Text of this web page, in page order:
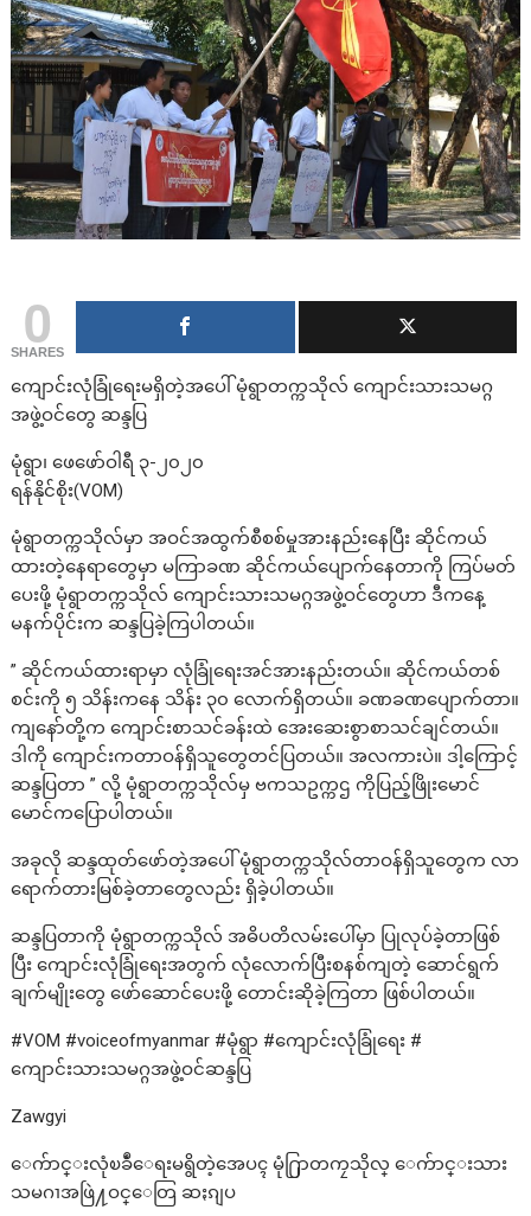
0
SHARES
ကျောင်းလုံခြုံရေးမရှိတဲ့အပေါ် မုံရွာတက္ကသိုလ် ကျောင်းသားသမဂ္ဂ
အဖွဲ့ဝင်တွေ ဆန္ဒပြ
မုံရွာ၊ ဖေဖော်ဝါရီ ၃-၂၀၂၀
ရန်နိုင်စိုး(VOM)
မုံရွာတက္ကသိုလ်မှာ အဝင်အထွက်စီစစ်မှုအားနည်းနေပြီး ဆိုင်ကယ်
ထားတဲ့နေရာတွေမှာ မကြာခဏ ဆိုင်ကယ်ပျောက်နေတာကို ကြပ်မတ်
ပေးဖို့ မုံရွာတက္ကသိုလ် ကျောင်းသားသမဂ္ဂအဖွဲ့ဝင်တွေဟာ ဒီကနေ့
မနက်ပိုင်းက ဆန္ဒပြခဲ့ကြပါတယ်။
” ဆိုင်ကယ်ထားရာမှာ လုံခြုံရေးအင်အားနည်းတယ်။ ဆိုင်ကယ်တစ်
စင်းကို ၅ သိန်းကနေ သိန်း ၃၀ လောက်ရှိတယ်။ ခဏခဏပျောက်တာ။
ကျနော်တို့က ကျောင်းစာသင်ခန်းထဲ အေးဆေးစွာစာသင်ချင်တယ်။
ဒါကို ကျောင်းကတာဝန်ရှိသူတွေတင်ပြတယ်။ အလကားပဲ။ ဒါ့ကြောင့်
ဆန္ဒပြတာ ” လို့ မုံရွာတက္ကသိုလ်မှ ဗကသဥက္ကဌ ကိုပြည့်ဖြိုးမောင်
မောင်ကပြောပါတယ်။
အခုလို ဆန္ဒထုတ်ဖော်တဲ့အပေါ် မုံရွာတက္ကသိုလ်တာဝန်ရှိသူတွေက လာ
ရောက်တားမြစ်ခဲ့တာတွေလည်း ရှိခဲ့ပါတယ်။
ဆန္ဒပြတာကို မုံရွာတက္ကသိုလ် အဓိပတိလမ်းပေါ်မှာ ပြုလုပ်ခဲ့တာဖြစ်
ပြီး ကျောင်းလုံခြုံရေးအတွက် လုံလောက်ပြီးစနစ်ကျတဲ့ ဆောင်ရွက်
ချက်မျိုးတွေ ဖော်ဆောင်ပေးဖို့ တောင်းဆိုခဲ့ကြတာ ဖြစ်ပါတယ်။
#VOM #voiceofmyanmar #မုံရွာ #ကျောင်းလုံခြုံရေး #
ကျောင်းသားသမဂ္ဂအဖွဲ့ဝင်ဆန္ဒပြ
Zawgyi
ေက်ာင္းလုံၿခဳံေရးမရွိတဲ့အေပၚ မုံ႐ြာတကၠသိုလ္ ေက်ာင္းသား
သမဂၢအဖြဲ႔ဝင္ေတြ ဆႏၵျပ